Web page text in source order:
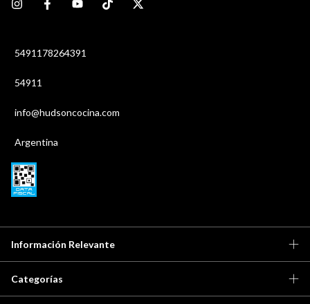
5491178264391
54911
info@hudsoncocina.com
Argentina
Información Relevante
Categorías